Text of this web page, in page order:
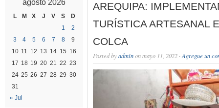
agosto 2026
L M X J V S
D
1
2
3
4 5 6 7 8
9
10 11 12 13 14 15 16
17 18 19 20 21 22 23
24 25 26 27 28 29 30
31
« Jul
AREQUIPA:
TURÍSTICA ARTESANAL
COLCA
Posted byadminon mayo 11, 2022 · Agregue un